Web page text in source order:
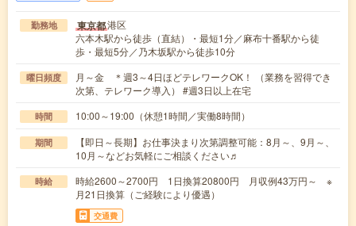
勤務地 東京都港区
六本木駅から徒歩（直結）・最短1分／麻布十番駅から徒
歩・最短5分／乃木坂駅から徒歩10分
曜日頻度
月～金 ＊週3～4日ほどテレワークOK！ （業務を習得でき
次第、テレワーク導入） #週3日以上在宅
時間 10:00～19:00（休憩1時間／実働8時間）
期間
【即日～長期】お仕事決まり次第調整可能：8月～、9月～、
10月～などお気軽にご相談ください♬
時給
時給2600～2700円 1日換算20800円 月収例43万円～ ※
月21日換算（ご経験により優遇）
交通費